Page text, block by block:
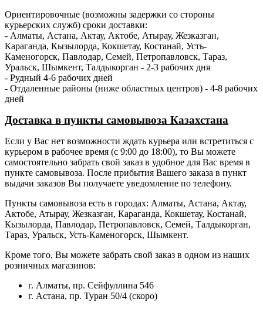
Ориентировочные (возможны задержки со стороны
курьерских служб) сроки доставки:
- Алматы, Астана, Актау, Актобе, Атырау, Жезказган,
Караганда, Кызылорда, Кокшетау, Костанай, Усть-
Каменогорск, Павлодар, Семей, Петропавловск, Тараз,
Уральск, Шымкент, Талдыкорган - 2-3 рабочих дня
- Рудный 4-6 рабочих дней
- Отдаленные районы (ниже областных центров) - 4-8 рабочих
дней
Доставка в пункты самовывоза Казахстана
Если у Вас нет возможности ждать курьера или встретиться с
курьером в рабочее время (с 9:00 до 18:00), то Вы можете
самостоятельно забрать свой заказ в удобное для Вас время в
пункте самовывоза. После прибытия Вашего заказа в пункт
выдачи заказов Вы получаете уведомление по телефону.
Пункты самовывоза есть в городах: Алматы, Астана, Актау,
Актобе, Атырау, Жезказган, Караганда, Кокшетау, Костанай,
Кызылорда, Павлодар, Петропавловск, Семей, Талдыкорган,
Тараз, Уральск, Усть-Каменогорск, Шымкент.
Кроме того, Вы можете забрать свой заказ в одном из наших
розничных магазинов:
г. Алматы, пр. Сейфуллина 546
г. Астана, пр. Туран 50/4 (скоро)